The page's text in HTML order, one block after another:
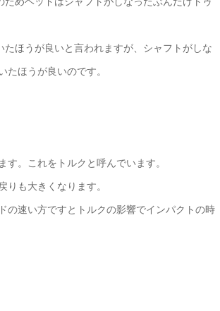
ほうが良いと言われますが、シャフトがしな
ほうが良いのです。
。これをトルクと呼んでいます。
りも大きくなります。
の速い方ですとトルクの影響でインパクトの時